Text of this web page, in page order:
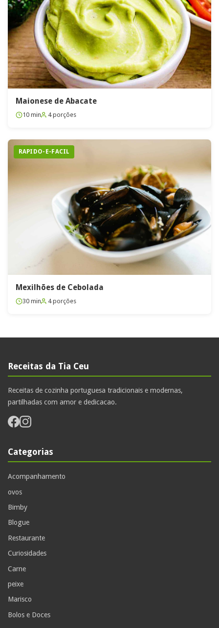
Maionese de Abacate
10 min 4 porções
RAPIDO-E-FACIL
Mexilhões de Cebolada
30 min 4 porções
Receitas da Tia Ceu
Receitas de cozinha portuguesa tradicionais e modernas,
partilhadas com amor e dedicacao.
Categorias
Acompanhamento
ovos
Bimby
Blogue
Restaurante
Curiosidades
Carne
peixe
Marisco
Bolos e Doces